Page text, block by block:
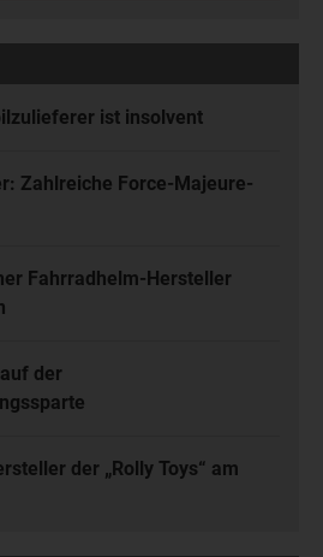
ist insolvent
Zahlreiche Force-Majeure-
Fahrradhelm-Hersteller
der
der „Rolly Toys“ am